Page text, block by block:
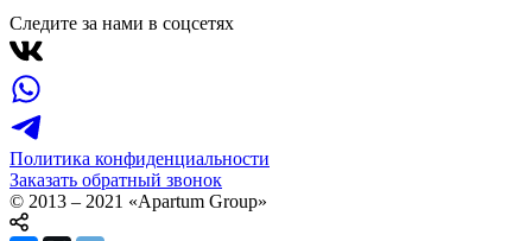
Следите за нами в соцсетях
Политика конфиденциальности
Заказать обратный звонок
© 2013 – 2021 «Apartum Group»